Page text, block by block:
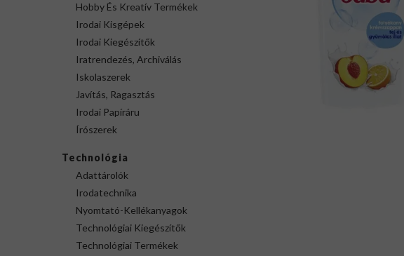
Hobby És Kreatív Termékek
Irodai Kisgépek
Irodai Kiegészítők
Iratrendezés, Archiválás
Iskolaszerek
Javítás, Ragasztás
Irodai Papíráru
Írószerek
Technológia
Adattárolók
Irodatechnika
Nyomtató-Kellékanyagok
Technológiai Kiegészítők
Technológiai Termékek